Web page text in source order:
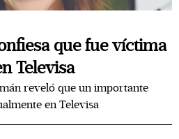
que fue víctima
Televisa
reveló que un importante
en Televisa